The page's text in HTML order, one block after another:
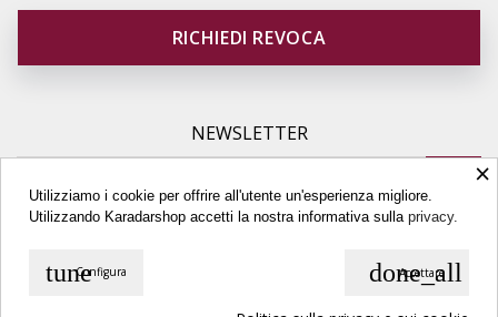
RICHIEDI REVOCA
NEWSLETTER
×
Utilizziamo i cookie per offrire all'utente un'esperienza migliore.
Utilizzando Karadarshop accetti la nostra informativa sullaprivacy.
done_all
Accettare
tuneConfigura